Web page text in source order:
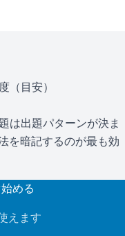
（目安）
は出題パターンが決ま
を暗記するのが最も効
める
えます